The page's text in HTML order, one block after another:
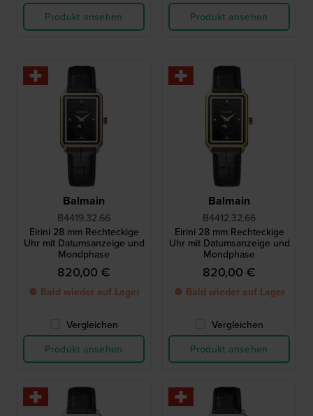
Produkt ansehen
Produkt ansehen
Balmain
B4419.32.66
Eirini 28 mm Rechteckige
Uhr mit Datumsanzeige und
Mondphase
820,00 €
● Bald wieder auf Lager
Vergleichen
Produkt ansehen
Balmain
B4412.32.66
Eirini 28 mm Rechteckige
Uhr mit Datumsanzeige und
Mondphase
820,00 €
● Bald wieder auf Lager
Vergleichen
Produkt ansehen